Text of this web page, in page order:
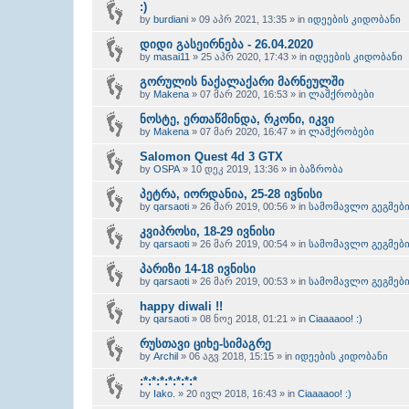
:)
by burdiani » 09 აპრ 2021, 13:35 » in იდეების კიდობანი
დიდი გასეირნება - 26.04.2020
by masai11 » 25 აპრ 2020, 17:43 » in იდეების კიდობანი
გორულის ნაქალაქარი მარნეულში
by Makena » 07 მარ 2020, 16:53 » in ლაშქრობები
ნოსტე, ერთაწმინდა, რკონი, იკვი
by Makena » 07 მარ 2020, 16:47 » in ლაშქრობები
Salomon Quest 4d 3 GTX
by OSPA » 10 დეკ 2019, 13:36 » in ბაზრობა
პეტრა, იორდანია, 25-28 ივნისი
by qarsaoti » 26 მარ 2019, 00:56 » in სამომავლო გეგმები
კვიპროსი, 18-29 ივნისი
by qarsaoti » 26 მარ 2019, 00:54 » in სამომავლო გეგმები
პარიზი 14-18 ივნისი
by qarsaoti » 26 მარ 2019, 00:53 » in სამომავლო გეგმები
happy diwali !!
by qarsaoti » 08 ნოე 2018, 01:21 » in Ciaaaaoo! :)
რუსთავი ციხე-სიმაგრე
by Archil » 06 აგვ 2018, 15:15 » in იდეების კიდობანი
:*:*:*:*:*:*:*
by Iako. » 20 ივლ 2018, 16:43 » in Ciaaaaoo! :)